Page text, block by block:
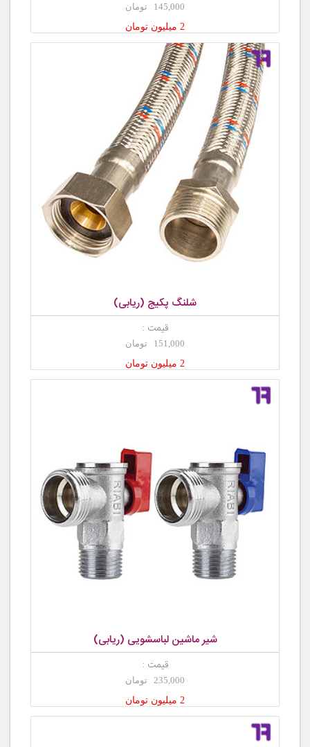
145,000 تومان
2 میلیون تومان
شلنگ پکیج (ریابی)
قیمت :
151,000 تومان
2 میلیون تومان
شیر ماشین لباسشویی (ریابی)
قیمت :
235,000 تومان
2 میلیون تومان